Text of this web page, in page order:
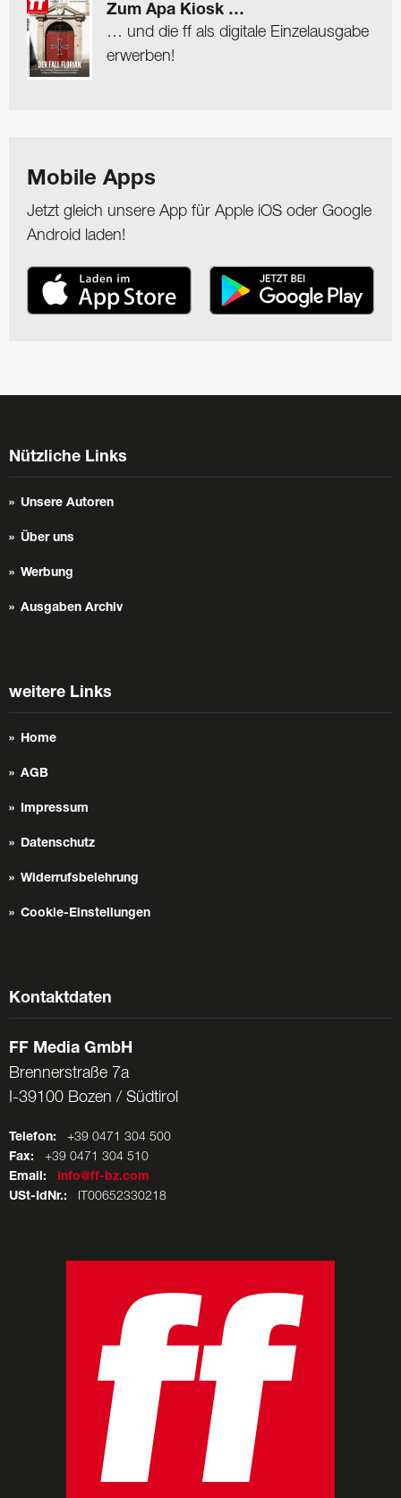
Zum Apa Kiosk …
… und die ff als digitale Einzelausgabe
erwerben!
Mobile Apps
Jetzt gleich unsere App für Apple iOS oder Google
Android laden!
Nützliche Links
Unsere Autoren
Über uns
Werbung
Ausgaben Archiv
weitere Links
Home
AGB
Impressum
Datenschutz
Widerrufsbelehrung
Cookie-Einstellungen
Kontaktdaten
FF Media GmbH
Brennerstraße 7a
I-39100 Bozen / Südtirol
Telefon: +39 0471 304 500
Fax: +39 0471 304 510
Email:
info@ff-bz.com
USt-IdNr.: IT00652330218